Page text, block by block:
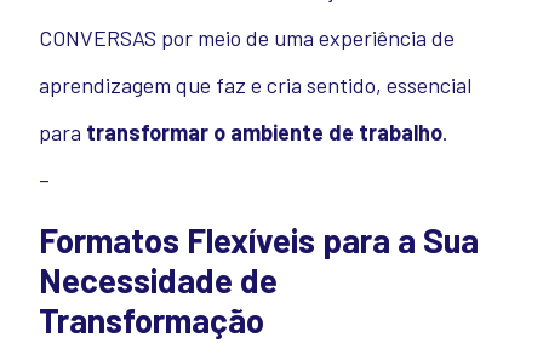
CONVERSAS por meio de uma experiência de
aprendizagem que faz e cria sentido, essencial
para transformar o ambiente de trabalho.
–
Formatos Flexíveis para a Sua
Necessidade de
Transformação